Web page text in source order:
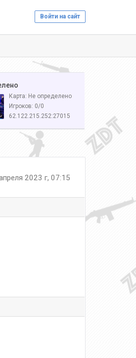
Войти на сайт
Карта: Не определено
Игроков: 0/0
62.122.215.252:27015
2023 г, 07:15